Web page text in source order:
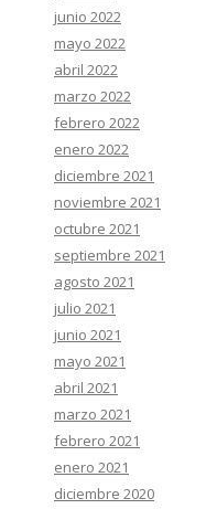
junio 2022
mayo 2022
abril 2022
marzo 2022
febrero 2022
enero 2022
diciembre 2021
noviembre 2021
octubre 2021
septiembre 2021
agosto 2021
julio 2021
junio 2021
mayo 2021
abril 2021
marzo 2021
febrero 2021
enero 2021
diciembre 2020